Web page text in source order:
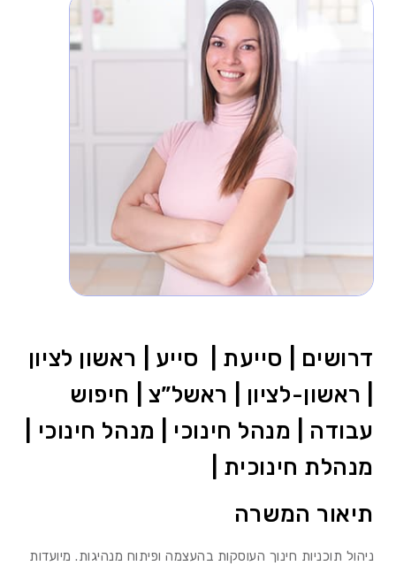
דרושים | סייעת | סייע | ראשון לציון
| ראשון-לציון | ראשל”צ | חיפוש
עבודה | מנהל חינוכי | מנהל חינוכי |
מנהלת חינוכית |
תיאור המשרה
ניהול תוכניות חינוך העוסקות בהעצמה ופיתוח מנהיגות. מיועדות